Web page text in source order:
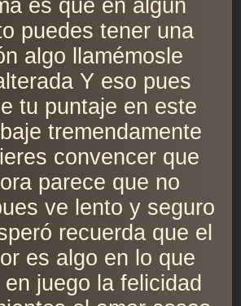
es que en algún
puedes tener una
algo llamémosle
Y eso pues
tu puntaje en este
tremendamente
convencer que
parece que no
ve lento y seguro
recuerda que el
es algo en lo que
juego la felicidad